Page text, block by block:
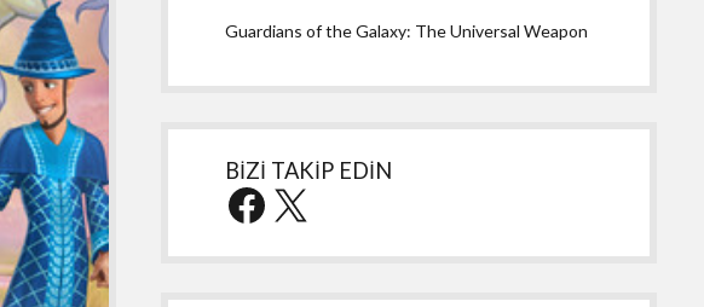
Guardians of the Galaxy: The Universal Weapon
BİZİ TAKİP EDİN
Facebook
X